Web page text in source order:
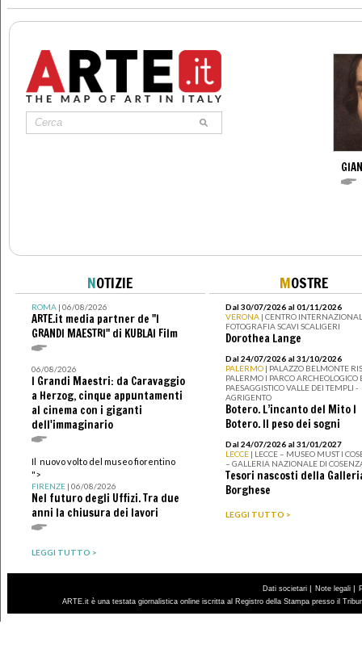
NOTIZIE
ROMA| 06/08/2026
ARTE.it media partner de "I
GRANDI MAESTRI" di KUBLAI Film
06/08/2026
I Grandi Maestri: da Caravaggio
a Herzog, cinque appuntamenti
al cinema con i giganti
dell'immaginario
Il nuovo volto del museo fiorentino
">
FIRENZE| 06/08/2026
Nel futuro degli Uffizi. Tra due
anni la chiusura dei lavori
LEGGI TUTTO >
MOSTRE
Dal 30/07/2026 al 01/11/2026
VERONA | CENTRO
FOTOGRAFIA SCAVI SCALIGERI
Dorothea Lange
Dal 24/07/2026 al 31/10/2026
PALERMO | PALAZZO BELMONTE
PALERMO I PARCO ARCHEOLOGICO
PAESAGGISTICO VALLE DEI TEMPLI -
AGRIGENTO
Botero. L’incanto del Mito I
Botero. Il peso dei sogni
Dal 24/07/2026 al 31/01/2027
LECCE | LECCE – MUSEO MUST I
– GALLERIA NAZIONALE DI
Tesori nascosti della
Borghese
LEGGI TUTTO >
Dati societari | Note legali |
ARTE.it è una testata giornalistica online iscritta al Registro della Stampa presso il